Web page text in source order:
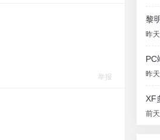
举报
黎
昨
PC
昨
XF
前